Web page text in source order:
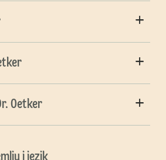
Oetker
i jezik